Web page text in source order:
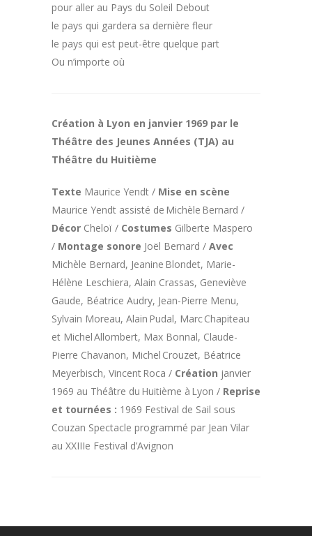
pour aller au Pays du Soleil Debout
le pays qui gardera sa dernière fleur
le pays qui est peut-être quelque part
Ou n’importe où
Création à Lyon en janvier 1969 par le
Théâtre des Jeunes Années (TJA) au
Théâtre du Huitième
Texte Maurice Yendt / Mise en scène
Maurice Yendt assisté de Michèle Bernard /
Décor Cheloï / Costumes Gilberte Maspero
/ Montage sonore Joël Bernard / Avec
Michèle Bernard, Jeanine Blondet, Marie-
Hélène Leschiera, Alain Crassas, Geneviève
Gaude, Béatrice Audry, Jean-Pierre Menu,
Sylvain Moreau, Alain Pudal, Marc Chapiteau
et Michel Allombert, Max Bonnal, Claude-
Pierre Chavanon, Michel Crouzet, Béatrice
Meyerbisch, Vincent Roca / Création janvier
1969 au Théâtre du Huitième à Lyon / Reprise
et tournées : 1969 Festival de Sail sous
Couzan Spectacle programmé par Jean Vilar
au XXIIIe Festival d’Avignon